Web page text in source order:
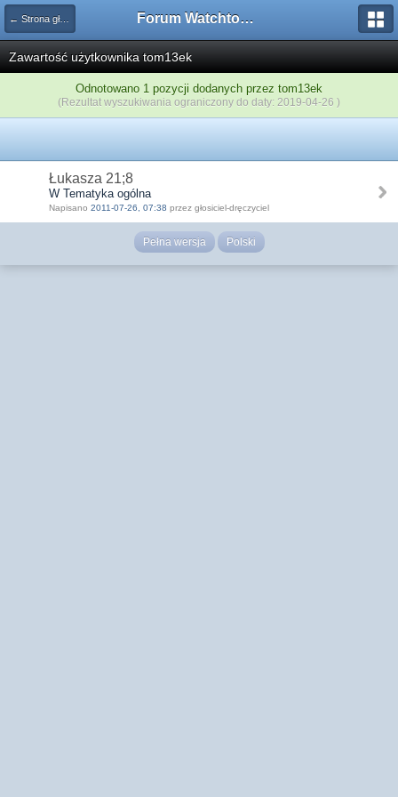
← Strona główna Forum Watchtower
Zawartość użytkownika tom13ek
Odnotowano 1 pozycji dodanych przez tom13ek
(Rezultat wyszukiwania ograniczony do daty: 2019-04-26 )
Łukasza 21;8
W Tematyka ogólna
Napisano 2011-07-26, 07:38 przez głosiciel-dręczyciel
Pełna wersja Polski